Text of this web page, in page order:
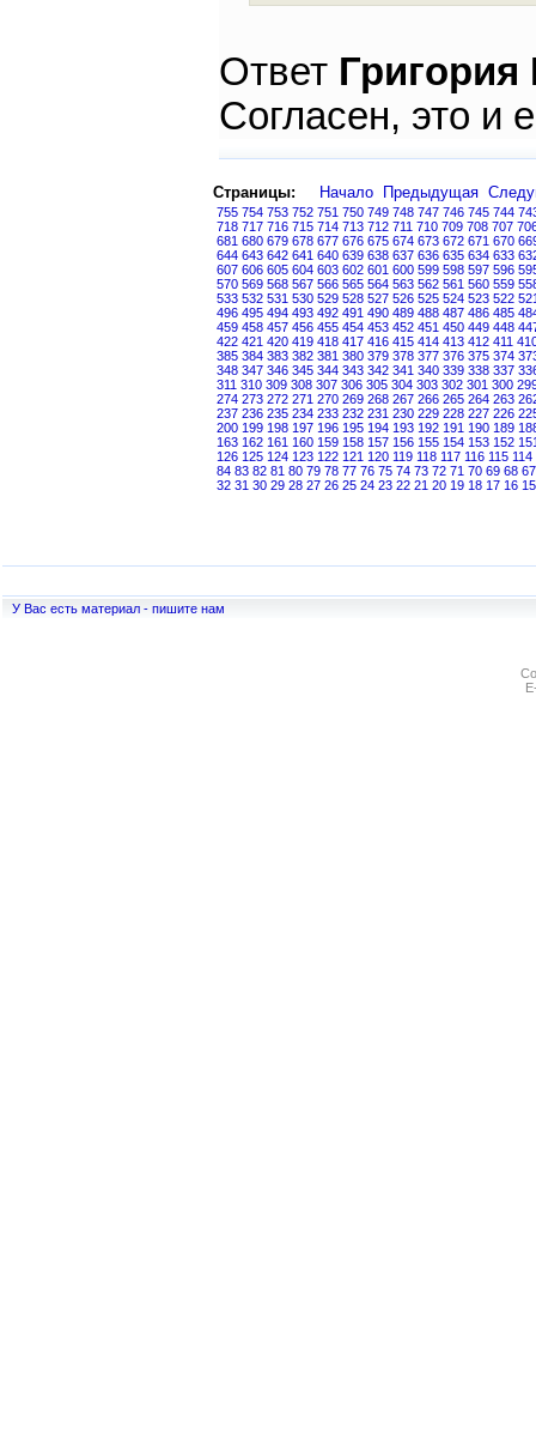
Ответ
Согласен, это и
Страницы: Начало Предыдущая
755 754 753 752 751 750 749 748 747 746 745 744
718 717 716 715 714 713 712 711 710 709 708 707
681 680 679 678 677 676 675 674 673 672 671 670
644 643 642 641 640 639 638 637 636 635 634 633
607 606 605 604 603 602 601 600 599 598 597 596
570 569 568 567 566 565 564 563 562 561 560 559
533 532 531 530 529 528 527 526 525 524 523 522
496 495 494 493 492 491 490 489 488 487 486 485
459 458 457 456 455 454 453 452 451 450 449 448
422 421 420 419 418 417 416 415 414 413 412 411
385 384 383 382 381 380 379 378 377 376 375 374
348 347 346 345 344 343 342 341 340 339 338 337
311 310 309 308 307 306 305 304 303 302 301 300
274 273 272 271 270 269 268 267 266 265 264 263
237 236 235 234 233 232 231 230 229 228 227 226
200 199 198 197 196 195 194 193 192 191 190 189
163 162 161 160 159 158 157 156 155 154 153 152
126 125 124 123 122 121 120 119 118 117 116 115 114
84 83 82 81 80 79 78 77 76 75 74 73 72 71 70 69 68 67
32 31 30 29 28 27 26 25 24 23 22 21 20 19 18 17 16 15
У Вас есть материал - пишите нам